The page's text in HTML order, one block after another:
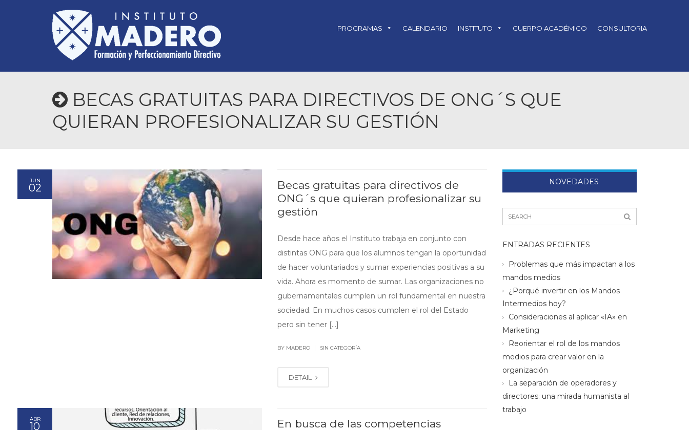
PROGRAMAS CALENDARIO INSTITUTO CUERPO ACADÉMICO CONSULTORIA
BECAS GRATUITAS PARA DIRECTIVOS DE ONG´S QUE
QUIERAN PROFESIONALIZAR SU GESTIÓN
JUN
02
Becas gratuitas para directivos de
ONG´s que quieran profesionalizar su
gestión
Desde hace años el Instituto trabaja en conjunto con
distintas ONG para que los alumnos tengan la oportunidad
de hacer voluntariados y sumar experiencias positivas a su
vida. Ahora es momento de sumar. Las organizaciones no
gubernamentales cumplen un rol fundamental en nuestra
sociedad. En muchos casos cumplen el rol del Estado
pero sin tener […]
BY MADERO SIN CATEGORÍA
DETAIL
ABR
10
En busca de las competencias
NOVEDADES
ENTRADAS RECIENTES
Problemas que más impactan a los
mandos medios
¿Porqué invertir en los Mandos
Intermedios hoy?
Consideraciones al aplicar «IA» en
Marketing
Reorientar el rol de los mandos
medios para crear valor en la
organización
La separación de operadores y
directores: una mirada humanista al
trabajo